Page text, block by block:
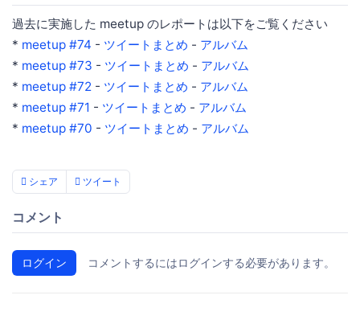
過去に実施した meetup のレポートは以下をご覧ください
* meetup #74 - ツイートまとめ - アルバム
* meetup #73 - ツイートまとめ - アルバム
* meetup #72 - ツイートまとめ - アルバム
* meetup #71 - ツイートまとめ - アルバム
* meetup #70 - ツイートまとめ - アルバム
シェア ツイート
コメント
ログイン コメントするにはログインする必要があります。